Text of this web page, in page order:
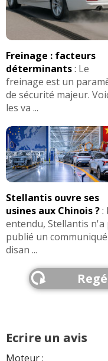
Prix assurance :
Groupama ) (type
(Votre post
Tous
Freinage : facteurs
déterminants: Le
freinage est un
de sécurité majeur.
les va ...
Stellantis ouvre ses
usines aux Chinois ?:
entendu, Stellantis n'a
publié un communiqué
disan ...
Ecrire un avis
Moteur :